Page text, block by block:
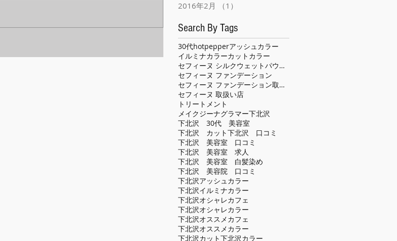
2016年2月
（1）
Search By Tags
30代hotpepperアッシュカラー
イルミナカラーカット カラー
セフィーヌ シルクウェットパウダー
セフィーヌ ファンデーション
セフィーヌ ファンデーション取扱い店
セフィーヌ 取扱い店
トリートメント
メイクジーナグラマー下北沢
下北沢 30代 美容室
下北沢 カット下北沢 口コミ
下北沢 美容室 口コミ
下北沢 美容室 求人
下北沢 美容室 白髪染め
下北沢 美容院 口コミ
下北沢アッシュカラー
下北沢イルミナカラー
下北沢オシャレカフェ
下北沢オシャレカラー
下北沢オススメカフェ
下北沢オススメカラー
下北沢カット下北沢カラー